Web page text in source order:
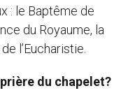
: le Baptême de
du Royaume, la
l’Eucharistie.
du chapelet?